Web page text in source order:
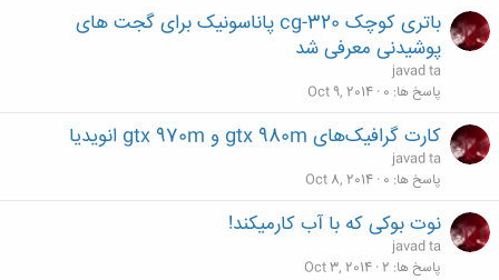
باتری کوچک cg-320 پاناسونیک برای گجت های
پوشیدنی معرفی شد
javad ta
پاسخ ها 0
Oct 9, 2014
کارت گرافیک‌های gtx 980m و gtx 970m انویدیا
javad ta
پاسخ ها 0
Oct 8, 2014
نوت بوکی که با آب کارمیکند!
javad ta
پاسخ ها 2
Oct 3, 2014